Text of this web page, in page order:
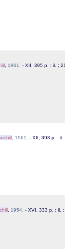
1961
. - XII, 395 p. : il. ;
1961
. - XII, 393 p. :
1954 . - XVI, 333 p. : il.